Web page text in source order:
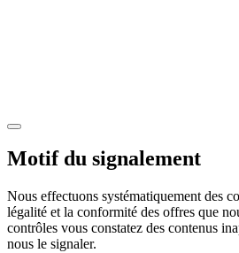
Motif du signalement
Nous effectuons systématiquement des
légalité et la conformité des offres que
contrôles vous constatez des contenus
nous le signaler.